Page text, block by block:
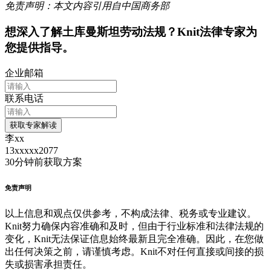
免责声明：本文内容引用自中国商务部
想深入了解土库曼斯坦劳动法规？Knit法律专家为
您提供指导。
企业邮箱
联系电话
获取专家解读
李xx
13xxxxx2077
30分钟前获取方案
免责声明
以上信息和观点仅供参考，不构成法律、税务或专业建议。
Knit努力确保内容准确和及时，但由于行业标准和法律法规的
变化，Knit无法保证信息始终最新且完全准确。因此，在您做
出任何决策之前，请谨慎考虑。Knit不对任何直接或间接的损
失或损害承担责任。